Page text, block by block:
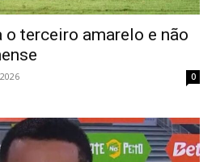
o terceiro amarelo e não
0